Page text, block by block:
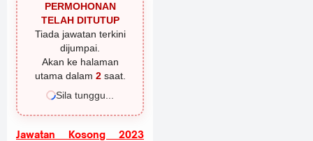
PERMOHONAN
TELAH DITUTUP
Tiada jawatan terkini
dijumpai.
Akan ke halaman
utama dalam 1saat.
Sila tunggu...
Jawatan Kosong 2023